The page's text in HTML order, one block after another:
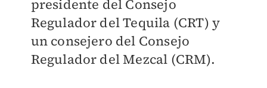
presidente del Consejo
Regulador del Tequila (CRT) y
un consejero del Consejo
Regulador del Mezcal (CRM).